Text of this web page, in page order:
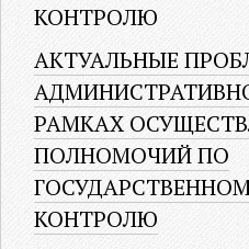
АКТУАЛЬНЫЕ
РАМКАХ
ПОЛНОМОЧИЙ ПО
КОНТРОЛЮ